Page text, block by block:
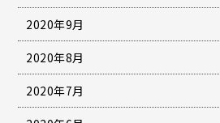
2020年9月
2020年8月
2020年7月